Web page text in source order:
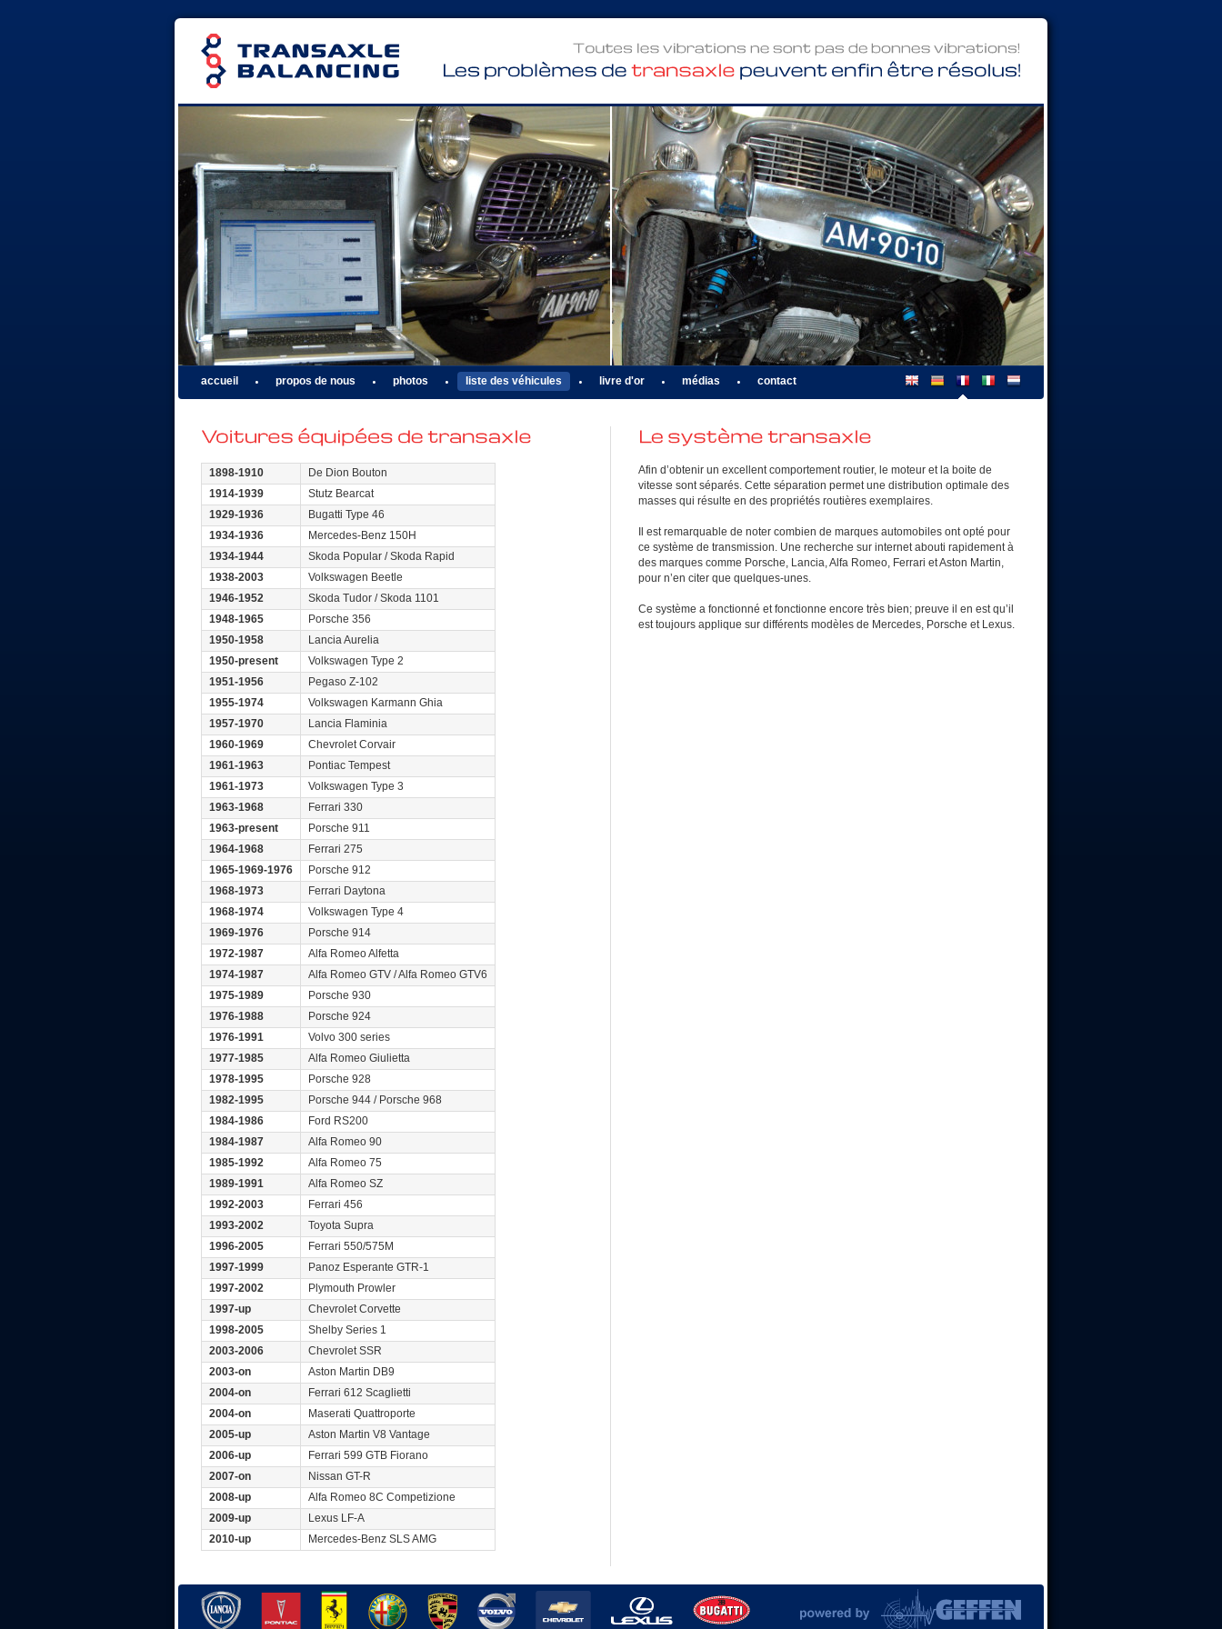
accueil propos de nous photos liste des véhicules livre d'or médias contact
1898-1910
De Dion Bouton
1914-1939
Stutz Bearcat
1929-1936
Bugatti Type 46
1934-1936
Mercedes-Benz 150H
1934-1944
Skoda Popular / Skoda Rapid
1938-2003
Volkswagen Beetle
1946-1952
Skoda Tudor / Skoda 1101
1948-1965
Porsche 356
1950-1958
Lancia Aurelia
1950-present
Volkswagen Type 2
1951-1956
Pegaso Z-102
1955-1974
Volkswagen Karmann Ghia
1957-1970
Lancia Flaminia
1960-1969
Chevrolet Corvair
1961-1963
Pontiac Tempest
1961-1973
Volkswagen Type 3
1963-1968
Ferrari 330
1963-present
Porsche 911
1964-1968
Ferrari 275
1965-1969-1976
Porsche 912
1968-1973
Ferrari Daytona
1968-1974
Volkswagen Type 4
1969-1976
Porsche 914
1972-1987
Alfa Romeo Alfetta
1974-1987
Alfa Romeo GTV / Alfa Romeo GTV6
1975-1989
Porsche 930
1976-1988
Porsche 924
1976-1991
Volvo 300 series
1977-1985
Alfa Romeo Giulietta
1978-1995
Porsche 928
1982-1995
Porsche 944 / Porsche 968
1984-1986
Ford RS200
1984-1987
Alfa Romeo 90
1985-1992
Alfa Romeo 75
1989-1991
Alfa Romeo SZ
1992-2003
Ferrari 456
1993-2002
Toyota Supra
1996-2005
Ferrari 550/575M
1997-1999
Panoz Esperante GTR-1
1997-2002
Plymouth Prowler
1997-up
Chevrolet Corvette
1998-2005
Shelby Series 1
2003-2006
Chevrolet SSR
2003-on
Aston Martin DB9
2004-on
Ferrari 612 Scaglietti
2004-on
Maserati Quattroporte
2005-up
Aston Martin V8 Vantage
2006-up
Ferrari 599 GTB Fiorano
2007-on
Nissan GT-R
2008-up
Alfa Romeo 8C Competizione
2009-up
Lexus LF-A
2010-up
Mercedes-Benz SLS AMG
Afin d’obtenir un excellent comportement routier, le moteur et la boite de
vitesse sont séparés. Cette séparation permet une distribution optimale des
masses qui résulte en des propriétés routières exemplaires.
Il est remarquable de noter combien de marques automobiles ont opté pour
ce système de transmission. Une recherche sur internet abouti rapidement à
des marques comme Porsche, Lancia, Alfa Romeo, Ferrari et Aston Martin,
pour n’en citer que quelques-unes.
Ce système a fonctionné et fonctionne encore très bien; preuve il en est qu’il
est toujours applique sur différents modèles de Mercedes, Porsche et Lexus.